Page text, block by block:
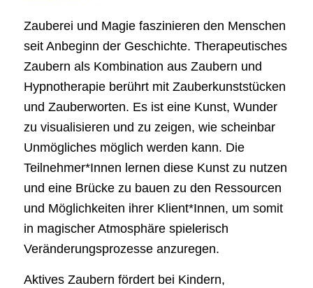
Zauberei und Magie faszinieren den Menschen
seit Anbeginn der Geschichte. Therapeutisches
Zaubern als Kombination aus Zaubern und
Hypnotherapie berührt mit Zauberkunststücken
und Zauberworten. Es ist eine Kunst, Wunder
zu visualisieren und zu zeigen, wie scheinbar
Unmögliches möglich werden kann. Die
Teilnehmer*Innen lernen diese Kunst zu nutzen
und eine Brücke zu bauen zu den Ressourcen
und Möglichkeiten ihrer Klient*Innen, um somit
in magischer Atmosphäre spielerisch
Veränderungsprozesse anzuregen.
Aktives Zaubern fördert bei Kindern,